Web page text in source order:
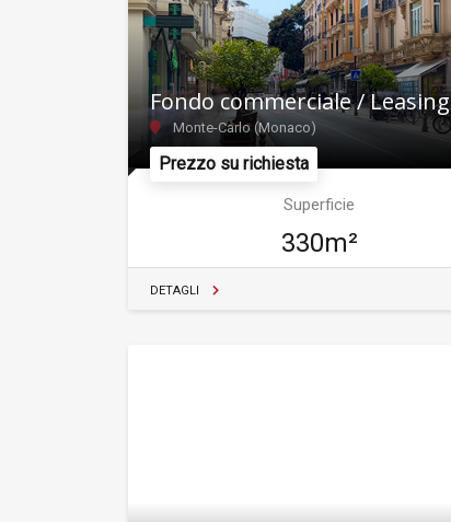
Prezzo su richiesta
Fondo commerciale / Leasing
Monte-Carlo (Monaco)
Superficie
330m²
DETAGLI